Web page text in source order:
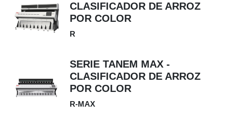
CLASIFICADOR DE ARROZ
POR COLOR
R
SERIE TANEM MAX -
CLASIFICADOR DE ARROZ
POR COLOR
R-MAX